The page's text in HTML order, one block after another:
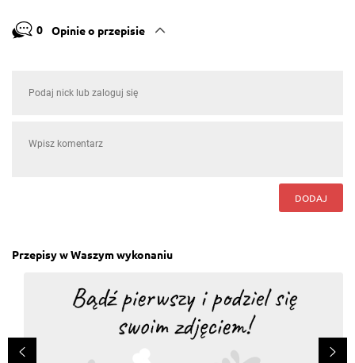
0 Opinie o przepisie
DODAJ
Przepisy w Waszym wykonaniu